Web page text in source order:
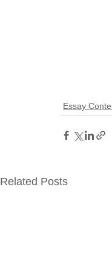
Essay
Related Posts